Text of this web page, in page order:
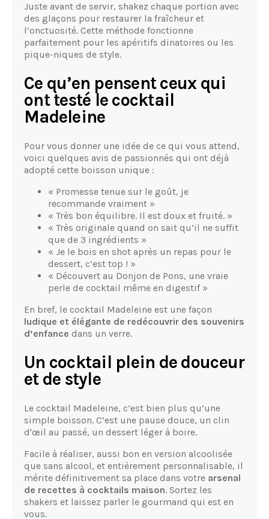
Juste avant de servir, shakez chaque portion avec
des glaçons pour restaurer la fraîcheur et
l’onctuosité. Cette méthode fonctionne
parfaitement pour les apéritifs dinatoires ou les
pique-niques de style.
Ce qu’en pensent ceux qui
ont testé le cocktail
Madeleine
Pour vous donner une idée de ce qui vous attend,
voici quelques avis de passionnés qui ont déjà
adopté cette boisson unique :
« Promesse tenue sur le goût, je
recommande vraiment »
« Très bon équilibre. Il est doux et fruité. »
« Très originale quand on sait qu’il ne suffit
que de 3 ingrédients »
« Je le bois en shot après un repas pour le
dessert, c’est top ! »
« Découvert au Donjon de Pons, une vraie
perle de cocktail même en digestif »
En bref, le cocktail Madeleine est une façon
ludique et élégante de redécouvrir des souvenirs
d’enfance dans un verre.
Un cocktail plein de douceur
et de style
Le cocktail Madeleine, c’est bien plus qu’une
simple boisson. C’est une pause douce, un clin
d'œil au passé, un dessert léger à boire.
Facile à réaliser, aussi bon en version alcoolisée
que sans alcool, et entièrement personnalisable, il
mérite définitivement sa place dans votre arsenal
de recettes à cocktails maison. Sortez les
shakers et laissez parler le gourmand qui est en
vous.